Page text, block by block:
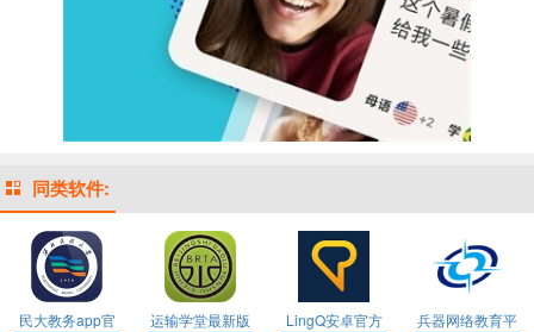
同类软件:
民大教务app官
运输学堂最新版
LingQ安卓官方
兵器网络教育平